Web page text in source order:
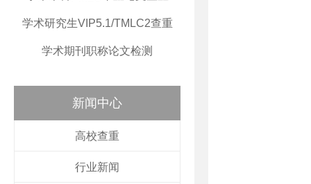
学术研究生VIP5.1/TMLC2查重
学术期刊职称论文检测
新闻中心
高校查重
行业新闻